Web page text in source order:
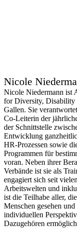
Nicole
Nicole Niedermann ist
for Diversity,
Gallen. Sie
Co‑Leiterin der
der Schnittstelle
Entwicklung
HR-Prozessen sowie
Programmen für
voran. Neben ihrer
Verbände ist sie als
engagiert sich seit
Arbeitswelten und
ist die Teilhabe aller,
Menschen gesehen
individuellen
Dazugehören